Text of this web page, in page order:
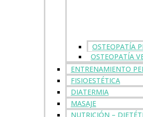
OSTEOPATÍA
OSTEOPATÍA
ENTRENAMIENTO
FISIOESTÉTICA
DIATERMIA
MASAJE
NUTRICIÓN –